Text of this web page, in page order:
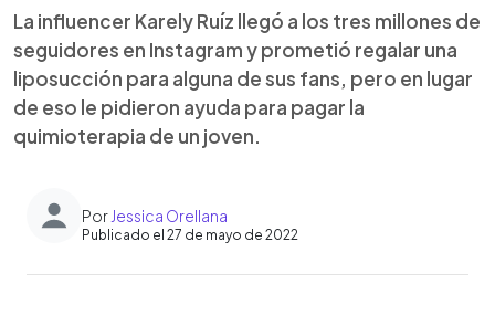
La influencer Karely Ruíz llegó a los tres millones de
seguidores en Instagram y prometió regalar una
liposucción para alguna de sus fans, pero en lugar
de eso le pidieron ayuda para pagar la
quimioterapia de un joven.
Por Jessica Orellana
Publicado el 27 de mayo de 2022